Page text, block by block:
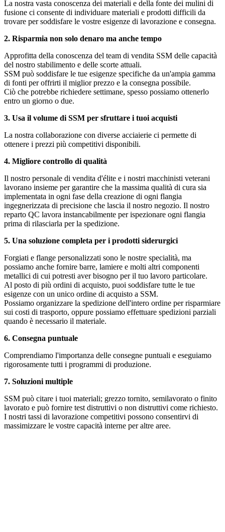
La nostra vasta conoscenza dei materiali e della fonte dei mulini di
fusione ci consente di individuare materiali e prodotti difficili da
trovare per soddisfare le vostre esigenze di lavorazione e consegna.
2. Risparmia non solo denaro ma anche tempo
Approfitta della conoscenza del team di vendita SSM delle capacità
del nostro stabilimento e delle scorte attuali.
SSM può soddisfare le tue esigenze specifiche da un'ampia gamma
di fonti per offrirti il ​​miglior prezzo e la consegna possibile.
Ciò che potrebbe richiedere settimane, spesso possiamo ottenerlo
entro un giorno o due.
3. Usa il volume di SSM per sfruttare i tuoi acquisti
La nostra collaborazione con diverse acciaierie ci permette di
ottenere i prezzi più competitivi disponibili.
4. Migliore controllo di qualità
Il nostro personale di vendita d'élite e i nostri macchinisti veterani
lavorano insieme per garantire che la massima qualità di cura sia
implementata in ogni fase della creazione di ogni flangia
ingegnerizzata di precisione che lascia il nostro negozio. Il nostro
reparto QC lavora instancabilmente per ispezionare ogni flangia
prima di rilasciarla per la spedizione.
5. Una soluzione completa per i prodotti siderurgici
Forgiati e flange personalizzati sono le nostre specialità, ma
possiamo anche fornire barre, lamiere e molti altri componenti
metallici di cui potresti aver bisogno per il tuo lavoro particolare.
Al posto di più ordini di acquisto, puoi soddisfare tutte le tue
esigenze con un unico ordine di acquisto a SSM.
Possiamo organizzare la spedizione dell'intero ordine per risparmiare
sui costi di trasporto, oppure possiamo effettuare spedizioni parziali
quando è necessario il materiale.
6. Consegna puntuale
Comprendiamo l'importanza delle consegne puntuali e eseguiamo
rigorosamente tutti i programmi di produzione.
7. Soluzioni multiple
SSM può citare i tuoi materiali; grezzo tornito, semilavorato o finito
lavorato e può fornire test distruttivi o non distruttivi come richiesto.
I nostri tassi di lavorazione competitivi possono consentirvi di
massimizzare le vostre capacità interne per altre aree.